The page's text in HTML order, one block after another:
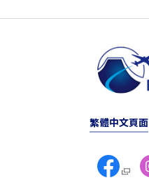
繁體中文頁面